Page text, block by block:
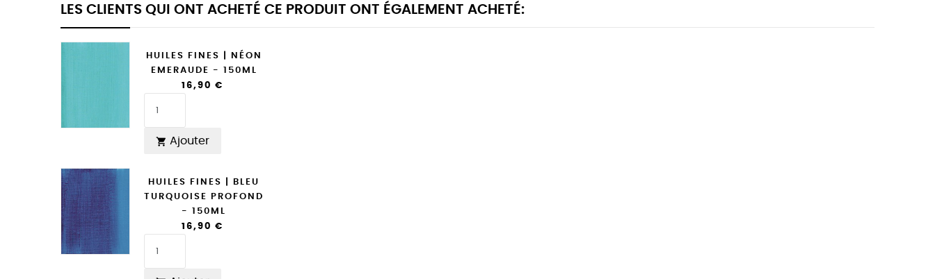
LES CLIENTS QUI ONT ACHETÉ CE PRODUIT ONT ÉGALEMENT ACHETÉ:
HUILES FINES | NÉON
EMERAUDE - 150ML
16,90 €
 Ajouter
HUILES FINES | BLEU
TURQUOISE PROFOND
- 150ML
16,90 €